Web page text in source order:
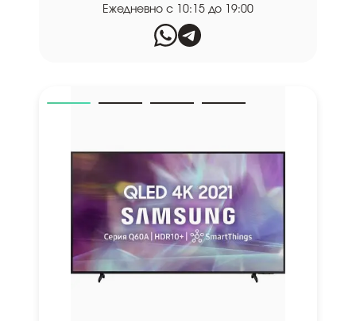
Ежедневно с 10:15 до 19:00